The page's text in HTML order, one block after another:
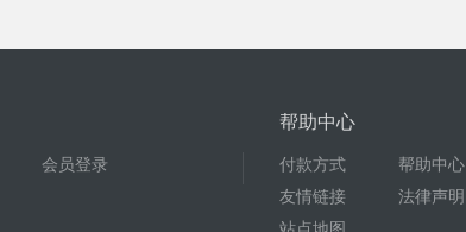
会员登录
帮助中心
付款方式
帮助中心
友情链接
法律声明